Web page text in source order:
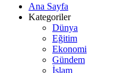
Ana Sayfa
Kategoriler
Dünya
Eğitim
Ekonomi
Gündem
İslam